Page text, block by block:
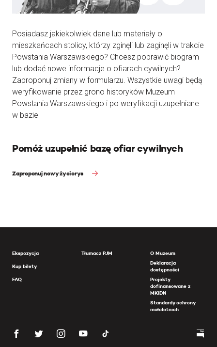
Posiadasz jakiekolwiek dane lub materiały o
mieszkańcach stolicy, którzy zginęli lub zaginęli w trakcie
Powstania Warszawskiego? Chcesz poprawić biogram
lub dodać nowe informacje o ofiarach cywilnych?
Zaproponuj zmiany w formularzu. Wszystkie uwagi będą
weryfikowanie przez grono historyków Muzeum
Powstania Warszawskiego i po weryfikacji uzupełniane
w bazie
Pomóż uzupełnić bazę ofiar cywilnych
Zaproponuj nowy życiorys
Ekspozycja
Kup bilety
FAQ
Tłumacz PJM
O Muzeum
Deklaracja
dostępności
Projekty
dofinansowane z
MKiDN
Standardy ochrony
małoletnich